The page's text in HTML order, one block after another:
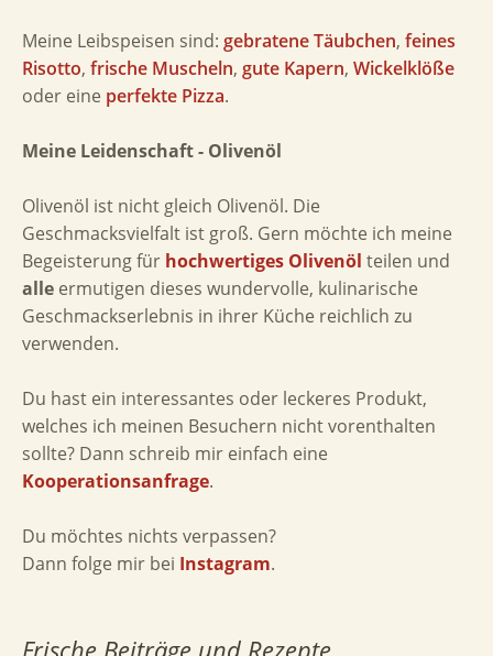
Meine Leibspeisen sind: gebratene Täubchen, feines
Risotto, frische Muscheln, gute Kapern, Wickelklöße
oder eine perfekte Pizza.
Meine Leidenschaft - Olivenöl
Olivenöl ist nicht gleich Olivenöl. Die
Geschmacksvielfalt ist groß. Gern möchte ich meine
Begeisterung für hochwertiges Olivenöl teilen und
alle ermutigen dieses wundervolle, kulinarische
Geschmackserlebnis in ihrer Küche reichlich zu
verwenden.
Du hast ein interessantes oder leckeres Produkt,
welches ich meinen Besuchern nicht vorenthalten
sollte? Dann schreib mir einfach eine
Kooperationsanfrage.
Du möchtes nichts verpassen?
Dann folge mir bei Instagram.